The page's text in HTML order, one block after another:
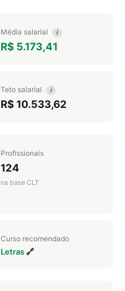
Média salarial i
R$ 5.173,41
Teto salarial i
R$ 10.533,62
Profissionais
124
na base CLT
Curso recomendado
Letras🔗